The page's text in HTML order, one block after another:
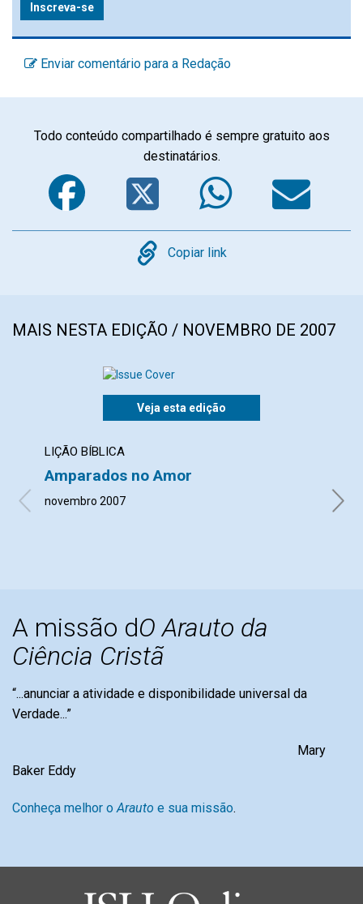
Inscreva-se
Enviar comentário para a Redação
Todo conteúdo compartilhado é sempre gratuito aos
destinatários.
Facebook
Twitter
Copy
Copiar link
MAIS NESTA EDIÇÃO / NOVEMBRO DE 2007
Veja esta edição
LIÇÃO BÍBLICA
Amparados no Amor
novembro 2007
com
A missão dO Arauto da
Ciência Cristã
“...anunciar a atividade e disponibilidade universal da
Verdade...”
Mary
Baker Eddy
Conheça melhor o Arauto e sua missão.